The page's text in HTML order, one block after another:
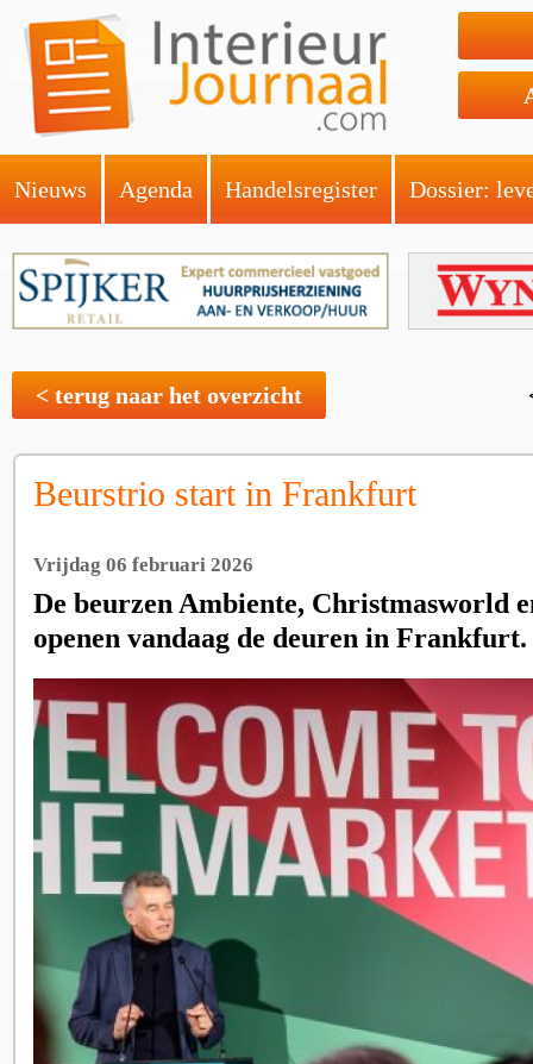
Nieuws Agenda Handelsregister Dossier:
< terug naar het overzicht
Beurstrio start in Frankfurt
Vrijdag 06 februari 2026
De beurzen Ambiente, Christmasworld
openen vandaag de deuren in Frankfurt.